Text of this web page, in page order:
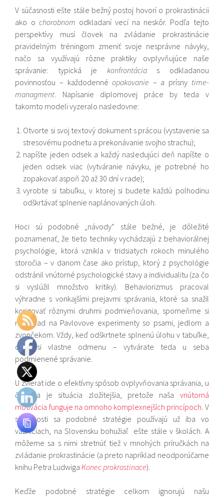
V súčasnosti ešte stále bežný postoj hovorí o prokrastinácii
ako o chorobnom odkladaní vecí na neskôr. Podľa tejto
perspektívy musí človek na zvládanie prokrastinácie
pravidelným tréningom zmeniť svoje nesprávne návyky,
načo sa využívajú rôzne praktiky ovplyvňujúce naše
správanie: typická je konfrontácias odkladanou
povinnosťou – každodennéopakovanie – a prísny time-
managment. Napísanie diplomovej práce by teda v
takomto modeli vyzeralo nasledovne:
Otvorte si svoj textový dokument s prácou (vystavenie sa
stresovému podnetu a prekonávanie svojho strachu);
napíšte jeden odsek a každý nasledujúci deň napíšte o
jeden odsek viac (vytváranie návyku, je potrebné ho
zopakovať aspoň 20 až 30 dní v rade);
vyrobte si tabuľku, v ktorej si budete každú polhodinu
odškrtávať splnenie naplánovaných úloh.
Hoci sú podobné „návody“ stále bežné, je dôležité
poznamenať, že tieto techniky vychádzajú z behaviorálnej
psychológie, ktorá vznikla v tridsiatych rokoch minulého
storočia – v danom čase ako prístup, ktorý z psychológie
odstránil vnútorné psychologické stavy a individualitu (za čo
si vyslúžil množstvo kritiky). Behaviorizmus pracoval
výhradne s vonkajšími prejavmi správania, ktoré sa snažil
korigovať rôznymi druhmi podmieňovania, spomeňme si
napríklad na Pavlovove experimenty so psami, jedlom a
zvončekom. Vždy, keď odškrtnete splnenú úlohu v tabuľke,
dáte si vlastne odmenu – vytvárate teda u seba
podmienené správanie.
U zvierat ide o efektívny spôsob ovplyvňovania správania, u
človeka je situácia zložitejšia, pretože naša vnútorná
motivácia funguje na omnoho komplexnejších princípoch. V
súčasnosti sa podobné stratégie používajú už iba vo
väzniciach, na Slovensku bohužiaľ ešte stále v školách. A
môžeme sa s nimi stretnúť tiež v mnohých príručkách na
zvládanie prokrastinácie (a preto napríklad neodporúčame
knihu Petra LudwigaKonec prokrastinace).
Keďže podobné stratégie celkom ignorujú našu